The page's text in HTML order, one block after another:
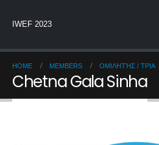
IWEF 2023
HOME MEMBERS ΟΜΙΛΗΤΉΣ / ΤΡΙΑ
Chetna Gala Sinha